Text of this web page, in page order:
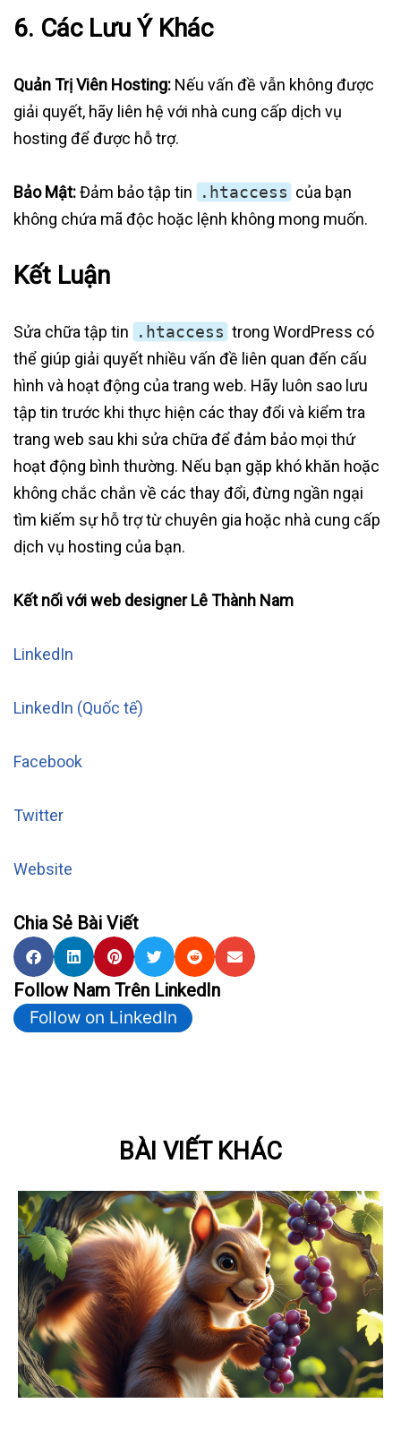
6. Các Lưu Ý Khác
Quản Trị Viên Hosting: Nếu vấn đề vẫn không được
giải quyết, hãy liên hệ với nhà cung cấp dịch vụ
hosting để được hỗ trợ.
Bảo Mật:Đảm bảo tập tin .htaccess của bạn
không chứa mã độc hoặc lệnh không mong muốn.
Kết Luận
Sửa chữa tập tin .htaccess trong WordPress có
thể giúp giải quyết nhiều vấn đề liên quan đến cấu
hình và hoạt động của trang web. Hãy luôn sao lưu
tập tin trước khi thực hiện các thay đổi và kiểm tra
trang web sau khi sửa chữa để đảm bảo mọi thứ
hoạt động bình thường. Nếu bạn gặp khó khăn hoặc
không chắc chắn về các thay đổi, đừng ngần ngại
tìm kiếm sự hỗ trợ từ chuyên gia hoặc nhà cung cấp
dịch vụ hosting của bạn.
Kết nối với web designer Lê Thành Nam
LinkedIn
LinkedIn (Quốc tế)
Facebook
Twitter
Website
Chia Sẻ Bài Viết
Follow Nam Trên LinkedIn
Follow on LinkedIn
BÀI VIẾT KHÁC